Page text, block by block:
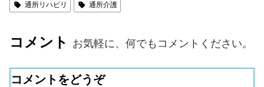
通所リハビリ
通所介護
コメント お気軽に、何でもコメントください。
コメントをどうぞ